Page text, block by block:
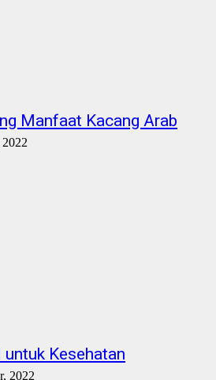
Manfaat Kacang Arab
2022
Kesehatan
2022